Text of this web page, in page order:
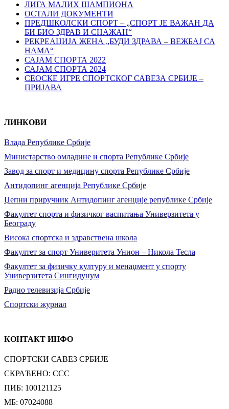
ЛИГА МАЛИХ ШАМПИОНА
ОСТАЛИ ДОКУМЕНТИ
ПРЕДШКОЛСКИ СПОРТ – „СПОРТ ЈЕ ВАЖАН ДА
БИ БИО ЗДРАВ И СНАЖАН“
РЕКРЕАЦИЈА ЖЕНА „БУДИ ЗДРАВА – ВЕЖБАЈ СА
НАМА“
САЈАМ СПОРТА 2022
САЈАМ СПОРТА 2024
СЕОСКЕ ИГРЕ СПОРТСКОГ САВЕЗА СРБИЈЕ –
ПРИЈАВА
ЛИНКОВИ
Влада Републике Србије
Министарство омладине и спорта Републике Србије
Завод за спорт и медицину спорта Републике Србије
Антидопинг агенција Републике Србије
Џепни приручник Антидопинг агенције републике Србије
Факултет спорта и физичког васпитања Универзитета у
Београду
Висока спортска и здравствена школа
Факултет за спорт Универитета Унион – Никола Тесла
Факултет за физичку културу и менаџмент у спорту
Универзитета Сингидунум
Радио телевизија Србије
Спортски журнал
КОНТАКТ ИНФО
СПОРТСКИ САВЕЗ СРБИЈЕ
СКРАЋЕНО: ССС
ПИБ: 100121125
МБ: 07024088